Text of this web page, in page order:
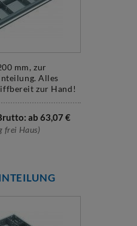
mm, zur
Alles
zur Hand!
ab 63,07€
frei Haus)